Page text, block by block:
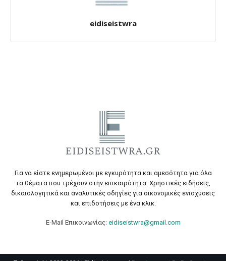
eidiseistwra
Για να είστε ενημερωμένοι με εγκυρότητα και αμεσότητα για όλα
τα θέματα που τρέχουν στην επικαιρότητα. Χρηστικές ειδήσεις,
δικαιολογητικά και αναλυτικές οδηγίες για οικονομικές ενισχύσεις
και επιδοτήσεις με ένα κλικ.
E-Mail Επικοινωνίας: eidiseistwra@gmail.com